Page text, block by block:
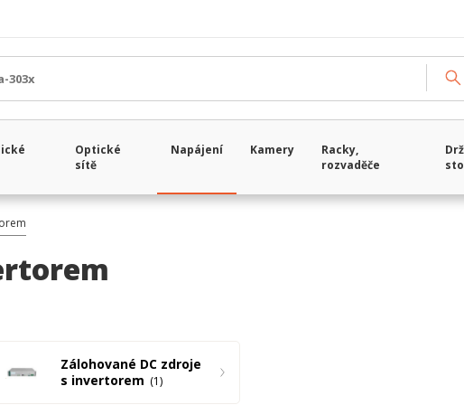
Optické
sítě
Napájení Kamery
Racky,
rozvaděče
Zálohované DC zdroje
s invertorem
1